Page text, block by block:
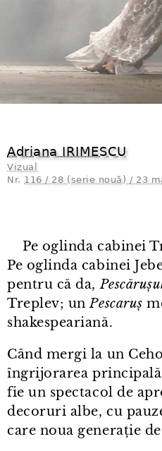
Adriana IRIMESCU
Vizual
Nr. 116 / 28 (serie nouă) / 23
Pe oglinda cabinei
Pe oglinda cabinei
pentru că da,
Treplev; unPescaruș
shakespeariană.
Când mergi la un
îngrijorarea principală
fie un spectacol de
decoruri albe, cu
care noua generație